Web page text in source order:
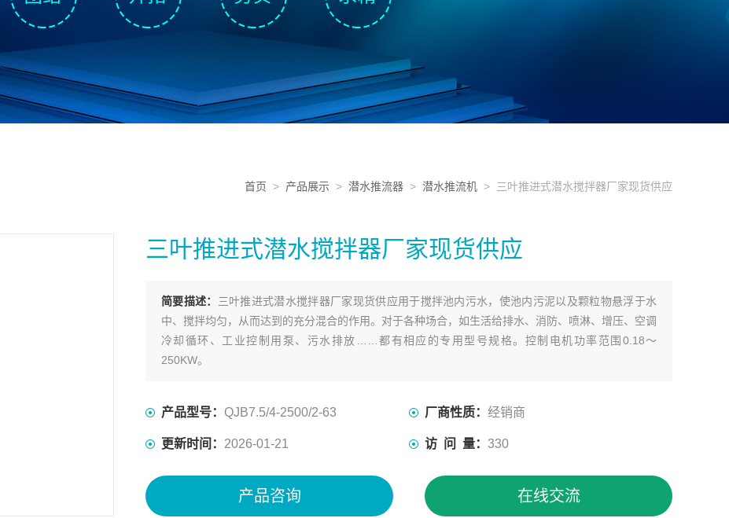
首页 > 产品展示 > 潜水推流器 > 潜水推流机 > 三叶推进式潜水搅拌器厂家现货供应
三叶推进式潜水搅拌器厂家现货供应
简要描述： 三叶推进式潜水搅拌器厂家现货供应用于搅拌池内污水，使池内污泥以及颗粒物悬浮于水
中、搅拌均匀，从而达到的充分混合的作用。对于各种场合，如生活给排水、消防、喷淋、增压、空调
冷却循环、工业控制用泵、污水排放……都有相应的专用型号规格。控制电机功率范围0.18～
250KW。
产品型号： QJB7.5/4-2500/2-63 厂商性质： 经销商
更新时间： 2026-01-21 访 问 量： 330
产品咨询 在线交流